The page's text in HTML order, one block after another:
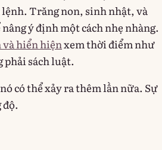
Trăng non, sinh nhật, và
ý định một cách nhẹ nhàng.
hiển hiệnxem thời điểm như
phải sách luật.
có thể xảy ra thêm lần nữa. Sự